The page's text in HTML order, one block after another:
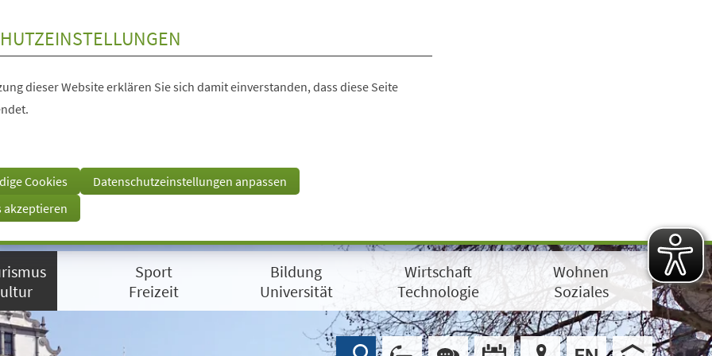
dieser Website erklären Sie sich damit einverstanden, dass diese Seite
Cookies
Datenschutzeinstellungen anpassen
akzeptieren
Sport
Freizeit
Bildung
Universität
Wirtschaft
Technologie
Wohnen
Soziales